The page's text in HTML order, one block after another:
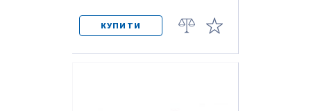
КУПИТИ